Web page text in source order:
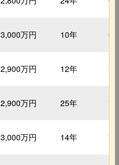
3,000万円 10年
2,900万円 12年
2,900万円 25年
3,000万円 14年